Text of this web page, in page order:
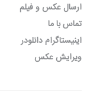
ارسال عکس و فیلم
تماس با ما
اینیستاگرام دانلودر
ویرایش عکس